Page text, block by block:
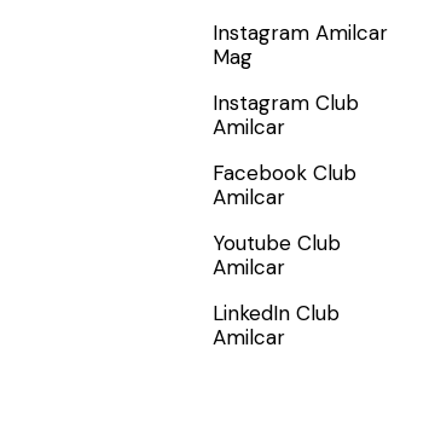
S'INCRIRE - SUBSCRIBE
Instagram Amilcar
Mag
Instagram Club
Amilcar
Facebook Club
Amilcar
Youtube Club
Amilcar
LinkedIn Club
Amilcar